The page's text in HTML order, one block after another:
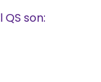
son: